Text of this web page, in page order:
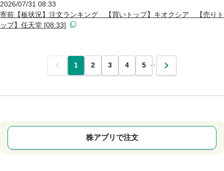
2026/07/31 08:33
寄前【板状況】注文ランキング 【買いトップ】キオクシア 【売りト
ップ】任天堂 [08:33]
前 1 2 3 4 5 … 次
株アプリで注文